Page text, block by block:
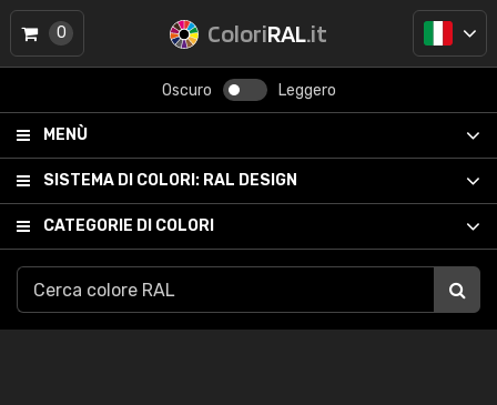
ColoriRAL.it
Oscuro Leggero
MENÙ
SISTEMA DI COLORI: RAL DESIGN
CATEGORIE DI COLORI
0